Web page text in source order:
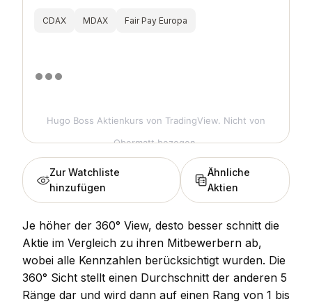
CDAX MDAX Fair Pay Europa
Hugo Boss Aktienkurs von TradingView. Nicht von
Obermatt bezogen.
Zur Watchliste
hinzufügen
Ähnliche
Aktien
Je höher der 360° View, desto besser schnitt die
Aktie im Vergleich zu ihren Mitbewerbern ab,
wobei alle Kennzahlen berücksichtigt wurden. Die
360° Sicht stellt einen Durchschnitt der anderen 5
Ränge dar und wird dann auf einen Rang von 1 bis